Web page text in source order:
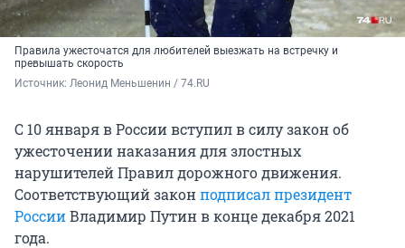
Правила ужесточатся для любителей выезжать на встречку и
превышать скорость
Источник: Леонид Меньшенин / 74.RU
С 10 января в России вступил в силу закон об
ужесточении наказания для злостных
нарушителей Правил дорожного движения.
Соответствующий законподписал президент
РоссииВладимир Путин в конце декабря 2021
года.